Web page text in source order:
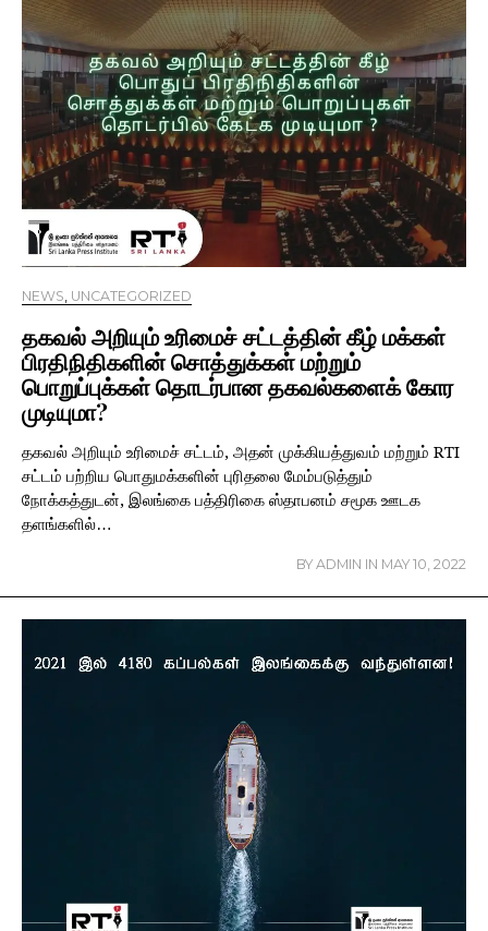
NEWS, UNCATEGORIZED
தகவல் அறியும் உரிமைச் சட்டத்தின் கீழ் மக்கள்
பிரதிநிதிகளின் சொத்துக்கள் மற்றும்
பொறுப்புக்கள் தொடர்பான தகவல்களைக் கோர
முடியுமா?
தகவல் அறியும் உரிமைச் சட்டம், அதன் முக்கியத்துவம் மற்றும் RTI
சட்டம் பற்றிய பொதுமக்களின் புரிதலை மேம்படுத்தும்
நோக்கத்துடன், இலங்கை பத்திரிகை ஸ்தாபனம் சமூக ஊடக
தளங்களில்…
BY ADMIN IN MAY 10, 2022